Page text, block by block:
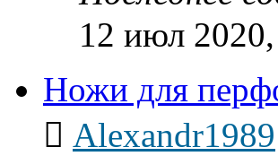
12 июл
Ножи для
Alexandr1989